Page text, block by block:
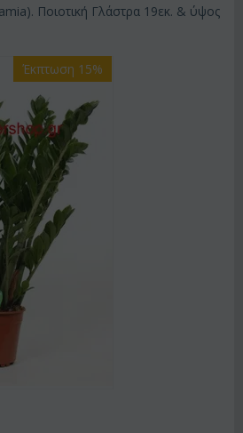
Ποιοτική Γλάστρα 19εκ. & ύψος
Έκπτωση 15%